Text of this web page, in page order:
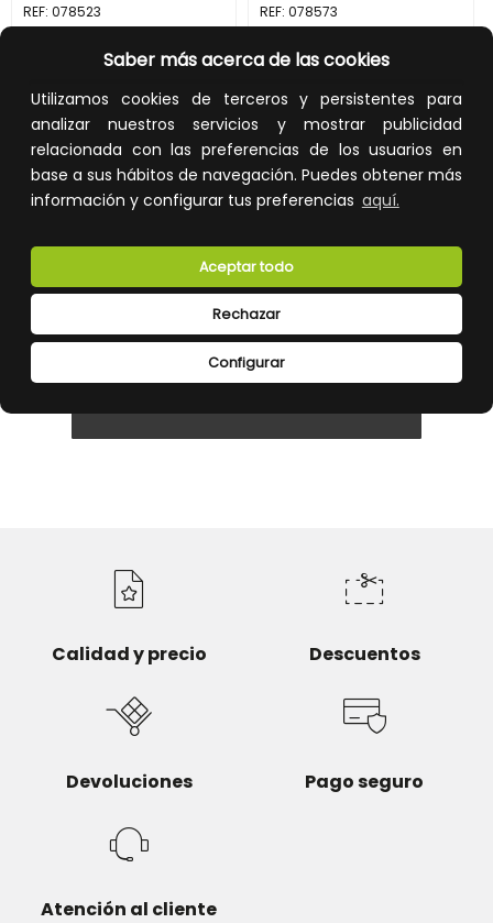
Saber más acerca de las cookies
Utilizamos cookies de terceros y persistentes para
analizar nuestros servicios y mostrar publicidad
relacionada con las preferencias de los usuarios en
base a sus hábitos de navegación. Puedes obtener más
información y configurar tus preferencias aquí.
Configurar
Rechazar
Aceptar todo
REF: 078523
91,71 €
AÑADIR A LA CESTA
Añade al carrito y sigue el proceso
de compra para ver la
disponibilidad y los precios para
profesionales.
REF:078573
34,26 €
AÑADIR A LA CESTA
de compra para ver la
disponibilidad y los precios para
profesionales.
Calidad y precio Descuentos
Devoluciones Pago seguro
Atención al cliente